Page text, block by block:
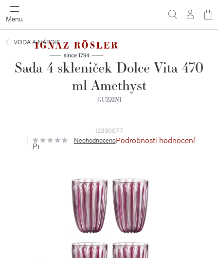
Přejít
na
obsah
VODA A NÁPOJE
Sada 4 skleniček Dolce Vita 470
ml Amethyst
GUZZINI
12390077
Průměrné
hodnocení
NeohodnocenoPodrobnosti hodnocení